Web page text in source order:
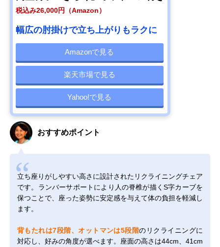
税込み26,000円（Amazon）
幅広の肘掛けで立ち上がりもラクに
Amazonで見る
楽天市場で見る
Yahoo!で見る
おすすめポイント
立ち座りがしやすい高さに設計されたリクライニングチェア
です。ランバーサポートにより人の脊椎が描くS字カーブを
保つことで、座った姿勢に安定感を与えて体の負担を軽減し
ます。
背もたれは7段階、オットマンは5段階のリクライニングに
対応し、好みの角度が選べます。座面の高さは44cm、41cm